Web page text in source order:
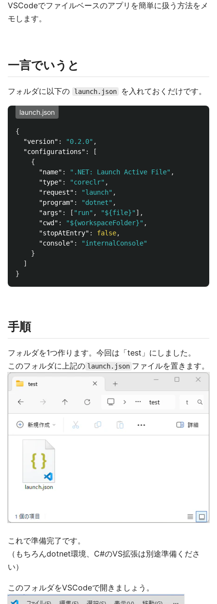
VSCodeでファイルベースのアプリを簡単に扱う方法をメ
モします。
一言でいうと
フォルダに以下の launch.json を入れておくだけです。
launch.json
{
"version" : "0.2.0" ,
"configurations" :
[
{
"name" : ".NET: Launch Active File" ,
"type" : "coreclr" ,
"request" : "launch" ,
"program" : "dotnet" ,
"args" : [ "run" , "${file}" ],
"cwd" : "${workspaceFolder}" ,
"stopAtEntry" : false,
"console" :
"internalConsole"
}
]
}
手順
フォルダを1つ作ります。今回は「test」にしました。
このフォルダに上記の launch.json ファイルを置きます。
これで準備完了です。
（もちろんdotnet環境、C#のVS拡張は別途準備くださ
い）
このフォルダをVSCodeで開きましょう。